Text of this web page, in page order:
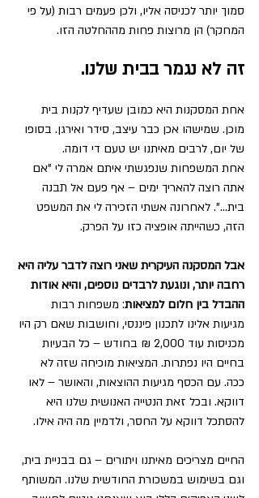
סמוך יותר לכניסה אליו, ולכן פעמים רבות (על פי
המחקר) הן מרוצות פחות מההחלטה הזו.
זה לא נגמר בבית שלנו.
אחת המסקנות היא כמובן שעדיף לקנות בית
מוכן. שמישהו אכן כבר עיצב, סידר ואירגן. בסופו
של יום, לרבים מאיתנו יש טעם די דומה.
אחת המשפחות שנפגשתי איתם אמרה לי "אם
אתה רוצה להאריך ימים – אף פעם אל תבנה
בית…". לאחרונה אשתי הזכירה לי את המשפט
הזה, כשהייתה אופציה כזו על הפרק.
אבל המסקנה העיקרית שאני רוצה לדבר עליה היא
רחבה יותר, ונוגעת לרבדים נוספים, והיא אודות
ההבדל בין חלום למציאות: משפחות רבות
מגיעות אלינו לתכנון פיננסי, וחושבות שאם רק היו
מכניסות עוד 2,000 ₪ בחודש – כל הבעיות
בחיים היו נפתרות. המציאות מוכיחה שזה לא
ככה. עם הכסף מגיעות ההוצאות, והאושר – לאו
דווקא. ובכל זאת הנטייה האנושית שלנו היא
להסתכל דווקא על החסר, ולדמיין מה היה אילו.
החיים מצריכים מאיתנו ויתורים – גם בבניית בית,
וגם בשימוש במשכורת החודשית שלנו. המשותף